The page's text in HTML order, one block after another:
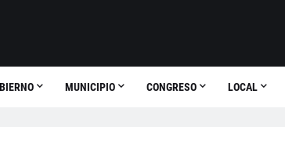
MUNICIPIO CONGRESO LOCAL